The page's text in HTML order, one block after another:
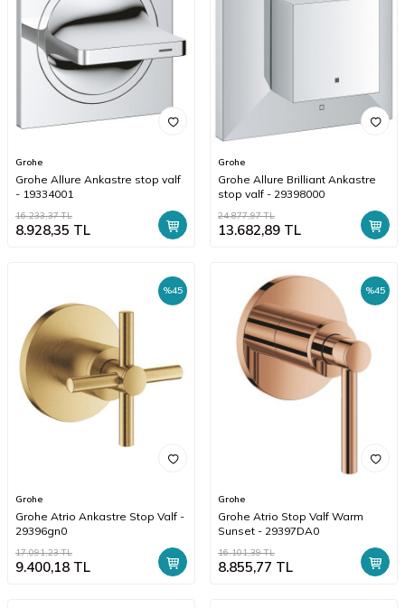
Grohe
Grohe Allure Ankastre stop valf
- 19334001
16.233,37TL
8.928,35 TL
Grohe
Grohe Allure Brilliant Ankastre
stop valf - 29398000
24.877,97TL
13.682,89 TL
%45
Grohe
Grohe Atrio Ankastre Stop Valf -
29396gn0
17.091,23TL
9.400,18 TL
%45
Grohe
Grohe Atrio Stop Valf Warm
Sunset - 29397DA0
16.101,39TL
8.855,77 TL